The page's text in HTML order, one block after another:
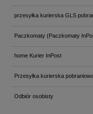
przesyłka kurierska GLS
Paczkomaty(Paczkomaty
home Kurier InPost
Przesyłka kurierska
Odbiór osobisty